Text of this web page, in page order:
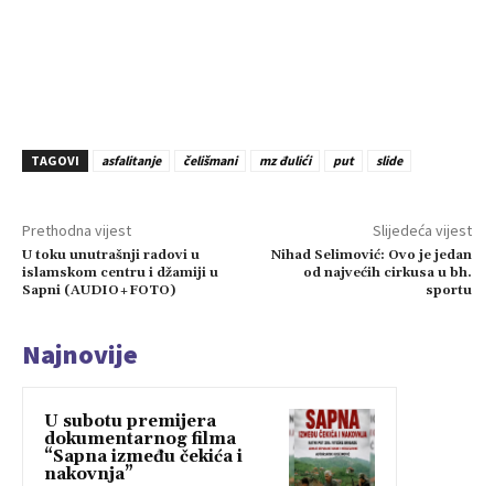
TAGOVI asfalitanje čelišmani mz đulići put slide
Prethodna vijest
U toku unutrašnji radovi u
islamskom centru i džamiji u
Sapni (AUDIO+FOTO)
Slijedeća vijest
Nihad Selimović: Ovo je jedan
od najvećih cirkusa u bh.
sportu
Najnovije
U subotu premijera
dokumentarnog filma
“Sapna između čekića i
nakovnja”